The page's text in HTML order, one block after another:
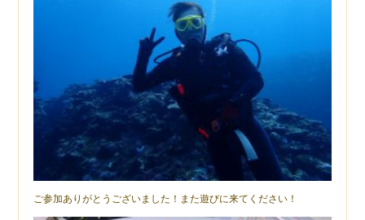
ご参加ありがとうございました！また遊びに来てください！